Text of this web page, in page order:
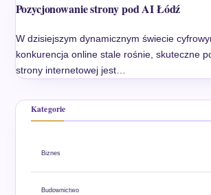
Pozycjonowanie strony pod AI Łódź
W dzisiejszym dynamicznym świecie
konkurencja online stale rośnie, skuteczne
strony internetowej jest…
Kategorie
Biznes
Budownictwo